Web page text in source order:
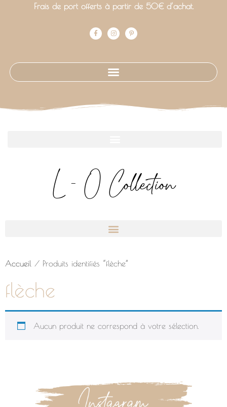
Frais de port offerts à partir de 50€ d’achat.
L - O Collection
Accueil / Produits identifiés “flèche”
flèche
Aucun produit ne correspond à votre sélection.